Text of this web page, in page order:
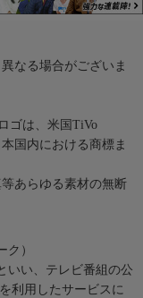
なる場合がございま
ゴは、米国TiVo
国内における商標ま
あらゆる素材の無断
ク）
いい、テレビ番組の公
利用したサービスに